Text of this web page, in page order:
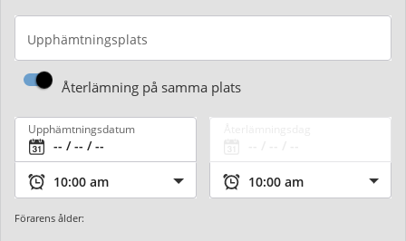
Upphämtningsplats
Återlämning på samma plats
Upphämtningsdatum
Förarens ålder: